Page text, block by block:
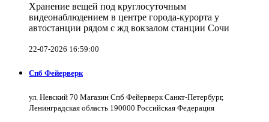
Хранение вещей под круглосуточным
видеонаблюдением в центре города-курорта у
автостанции рядом с жд вокзалом станции Сочи
22-07-2026 16:59:00
Спб Фейерверк
ул. Невский 70 Магазин Спб Фейерверк Санкт-Петербург,
Ленинградская область 190000 Российская Федерация